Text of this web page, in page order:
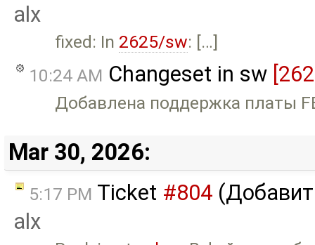
alx
fixed: In 2625/sw: […]
10:24 AM Changeset in sw
Добавлена поддержка платы
Mar 30, 2026:
5:17 PM Ticket #804
alx